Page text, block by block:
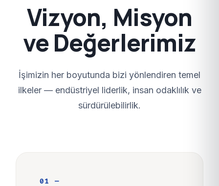
Vizyon, Misyon
ve Değerlerimiz
İşimizin her boyutunda bizi yönlendiren temel
ilkeler — endüstriyel liderlik, insan odaklılık ve
sürdürülebilirlik.
01 —